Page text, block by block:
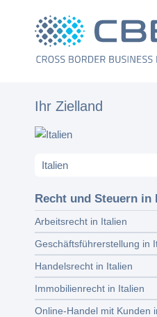
Ihr Zielland
Recht und Steuern in
Arbeitsrecht in Italien
Geschäftsführerstellung in
Handelsrecht in Italien
Immobilienrecht in Italien
Online-Handel mit Kunden